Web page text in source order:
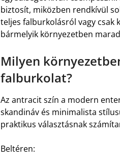
biztosít, miközben rendkívül
teljes falburkolásról vagy csak
bármelyik környezetben
Milyen
falburkolat?
Az antracit szín a modern
skandináv és minimalista
praktikus választásnak
Beltéren: